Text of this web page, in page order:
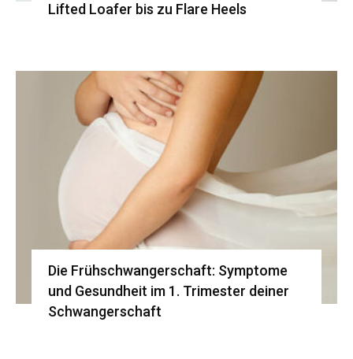
Lifted Loafer bis zu Flare Heels
Die Frühschwangerschaft: Symptome
und Gesundheit im 1. Trimester deiner
Schwangerschaft